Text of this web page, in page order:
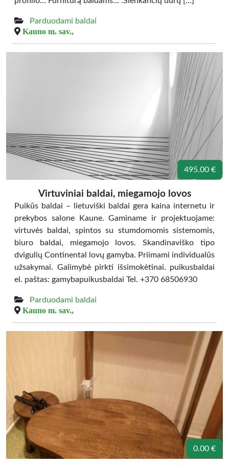
Parduodami baldai
Kauno m. sav.,
495.00 €
Virtuviniai baldai, miegamojo lovos
Puikūs baldai – lietuviški baldai gera kaina internetu ir
prekybos salone Kaune. Gaminame ir projektuojame:
virtuvės baldai, spintos su stumdomomis sistemomis,
biuro baldai, miegamojo lovos. Skandinaviško tipo
dvigulių Continental lovų gamyba. Priimami individualūs
užsakymai. Galimybė pirkti išsimokėtinai. puikusbaldai
el. paštas: gamybapuikusbaldai Tel. +370 68506930
Parduodami baldai
Kauno m. sav.,
0.00 €